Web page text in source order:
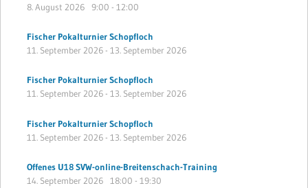
8. August 2026 9:00 - 12:00
Fischer Pokalturnier Schopfloch
11. September 2026- 13. September 2026
Fischer Pokalturnier Schopfloch
11. September 2026- 13. September 2026
Fischer Pokalturnier Schopfloch
11. September 2026- 13. September 2026
Offenes U18 SVW-online-Breitenschach-Training
14. September 2026 18:00 - 19:30